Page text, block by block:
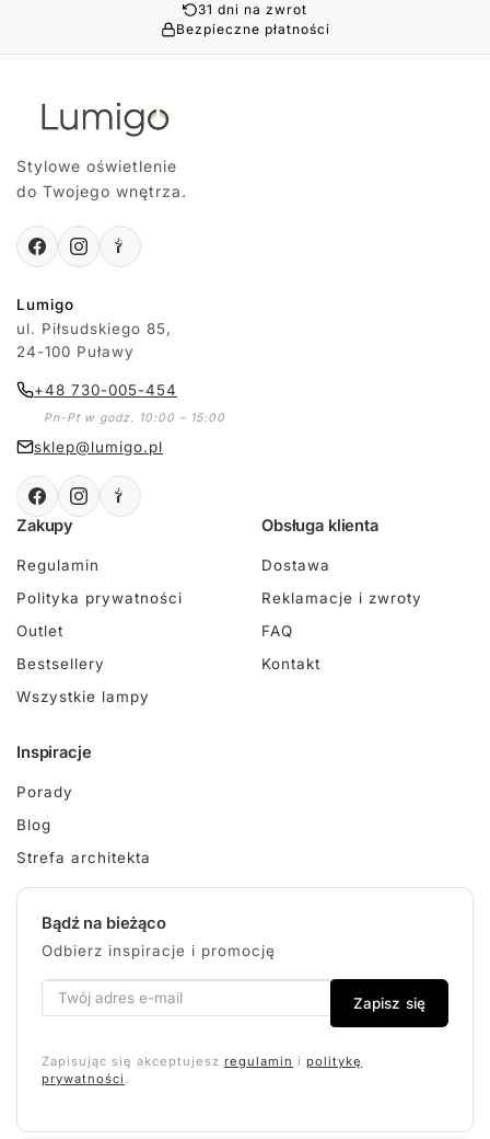
31 dni na zwrot
Bezpieczne płatności
Stylowe oświetlenie
do Twojego wnętrza.
Lumigo
ul. Piłsudskiego 85,
24-100 Puławy
+48 730-005-454
Pn-Pt w godz. 10:00 – 15:00
sklep@lumigo.pl
Zakupy
Regulamin
Polityka prywatności
Outlet
Bestsellery
Wszystkie lampy
Obsługa klienta
Dostawa
Reklamacje i zwroty
FAQ
Kontakt
Inspiracje
Porady
Blog
Strefa architekta
Bądź na bieżąco
Odbierz inspiracje i promocję
Zapisz się
Zapisując się akceptujesz regulamin i politykę
prywatności .